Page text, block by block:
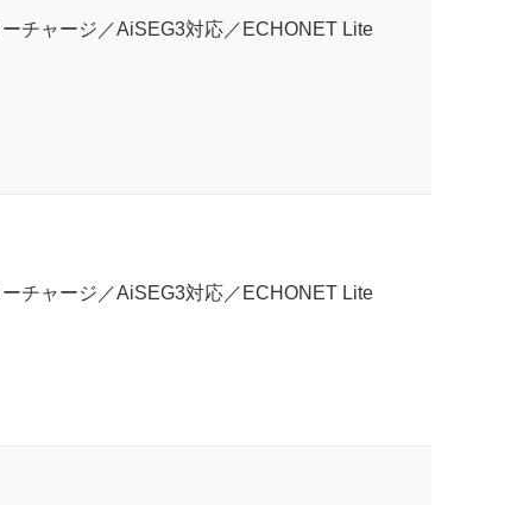
チャージ／AiSEG3対応／ECHONET Lite
チャージ／AiSEG3対応／ECHONET Lite